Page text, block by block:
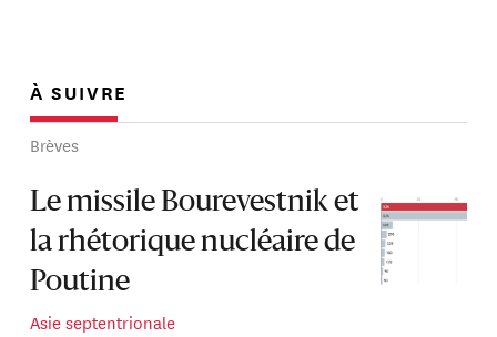
À SUIVRE
Brèves
Le missile Bourevestnik et
la rhétorique nucléaire de
Poutine
Asie septentrionale